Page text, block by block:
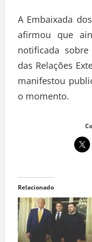
A Embaixada
afirmou que
notificada
das Relações
manifestou
o momento.
Relacionado